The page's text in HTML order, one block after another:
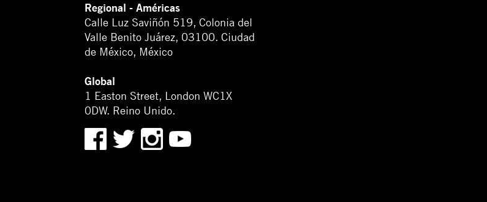
Regional - Américas
Calle Luz Saviñón 519, Colonia del
Valle Benito Juárez, 03100. Ciudad
de México, México
Global
1 Easton Street, London WC1X
0DW. Reino Unido.